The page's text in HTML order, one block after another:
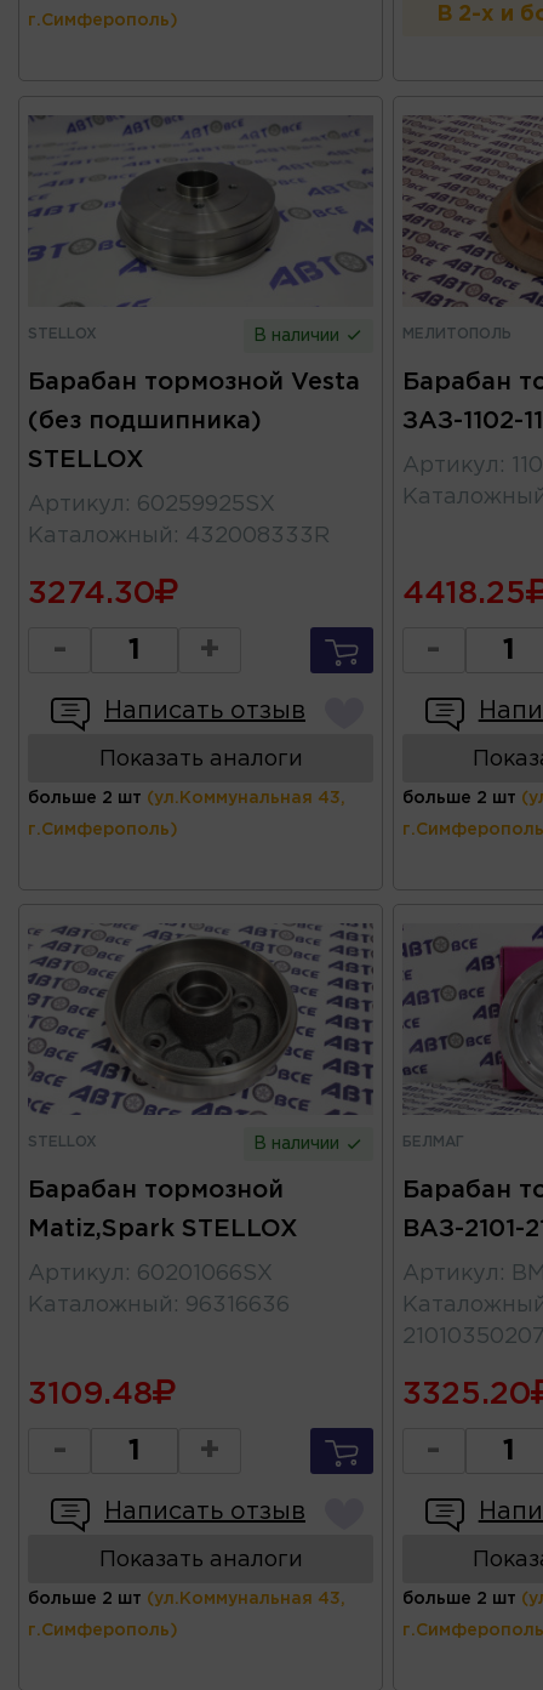
г.Симферополь) В 2-х и
STELLOX В наличии
Барабан тормозной Vesta
(без подшипника)
STELLOX
Артикул : 60259925SX
Каталожный : 432008333R
3274.30
- +
Написать отзыв
Показать аналоги
больше 2 шт (ул.Коммунальная 43,
г.Симферополь)
МЕЛИТОПОЛЬ
Барабан
ЗАЗ-1102-
Артикул :
4418.25
-
больше 2 шт
STELLOX В наличии
Барабан тормозной
Matiz,Spark STELLOX
Артикул : 60201066SX
Каталожный : 96316636
3109.48
- +
Написать отзыв
Показать аналоги
больше 2 шт (ул.Коммунальная 43,
г.Симферополь)
БЕЛМАГ
Барабан
ВАЗ-2101-
Артикул :
3325.20
-
больше 2 шт